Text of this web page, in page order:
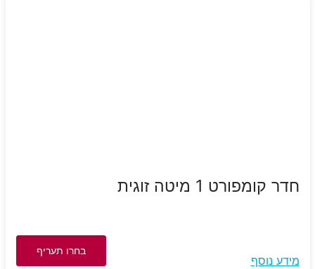
חדר קומפורט 1 מיטה זוגית
מידע נוסף
בחרו תעריף